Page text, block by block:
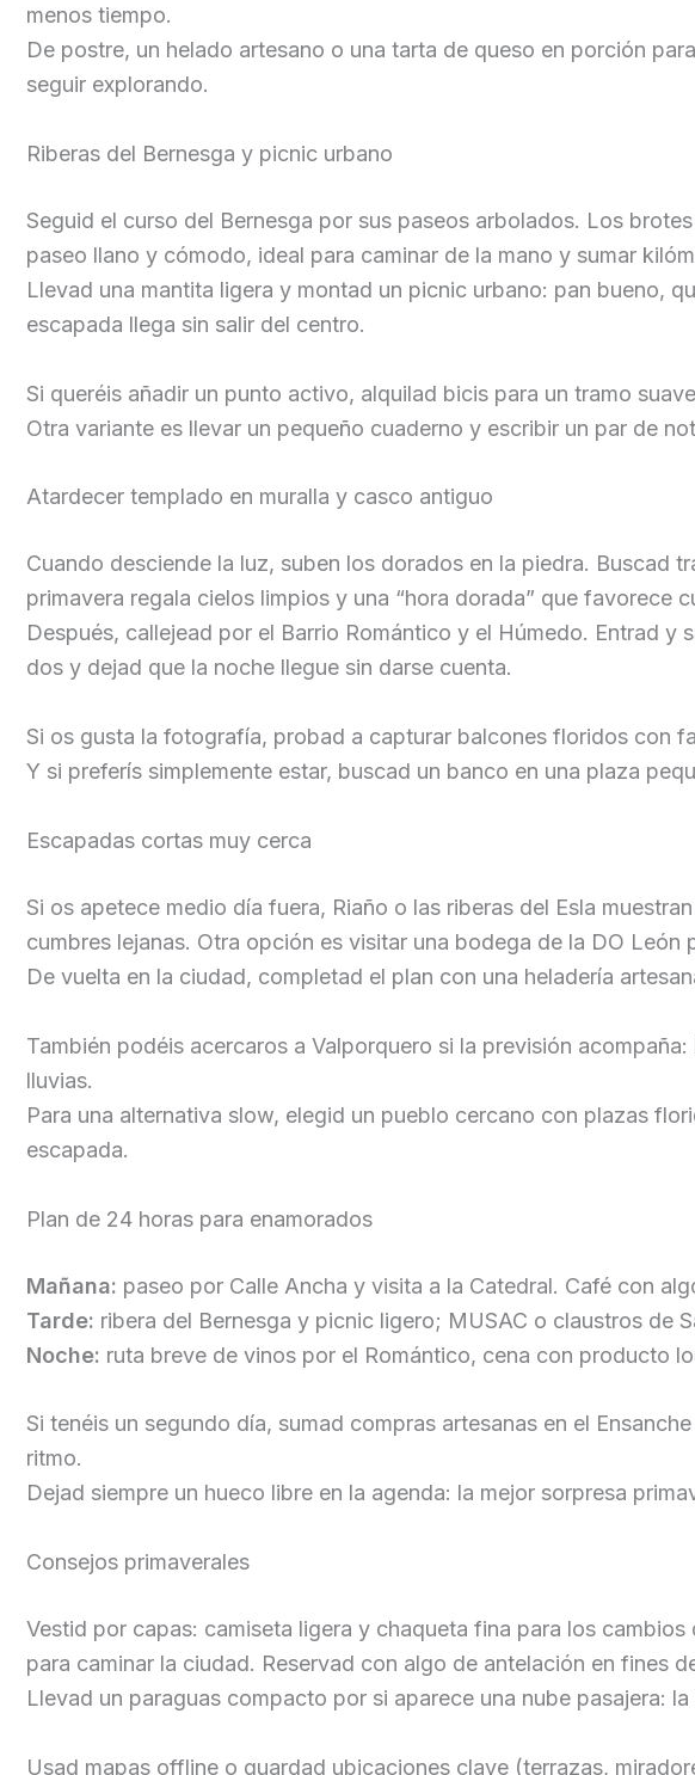
menos tiempo.
De postre, un helado artesano o una tarta de queso en porción
seguir explorando.
Riberas del Bernesga y picnic urbano
Seguid el curso del Bernesga por sus paseos arbolados. Los
paseo llano y cómodo, ideal para caminar de la mano y sumar
Llevad una mantita ligera y montad un picnic urbano: pan bueno,
escapada llega sin salir del centro.
Si queréis añadir un punto activo, alquilad bicis para un tramo
Otra variante es llevar un pequeño cuaderno y escribir un par de
Atardecer templado en muralla y casco antiguo
Cuando desciende la luz, suben los dorados en la piedra. Buscad
primavera regala cielos limpios y una “hora dorada” que favorece
Después, callejead por el Barrio Romántico y el Húmedo. Entrad
dos y dejad que la noche llegue sin darse cuenta.
Si os gusta la fotografía, probad a capturar balcones floridos con
Y si preferís simplemente estar, buscad un banco en una plaza
Escapadas cortas muy cerca
Si os apetece medio día fuera, Riaño o las riberas del Esla
cumbres lejanas. Otra opción es visitar una bodega de la DO
De vuelta en la ciudad, completad el plan con una heladería
También podéis acercaros a Valporquero si la previsión
lluvias.
Para una alternativa slow, elegid un pueblo cercano con plazas
escapada.
Plan de 24 horas para enamorados
Mañana: paseo por Calle Ancha y visita a la Catedral. Café con
Tarde: ribera del Bernesga y picnic ligero; MUSAC o claustros de
Noche: ruta breve de vinos por el Romántico, cena con producto
Si tenéis un segundo día, sumad compras artesanas en el
ritmo.
Dejad siempre un hueco libre en la agenda: la mejor sorpresa
Consejos primaverales
Vestid por capas: camiseta ligera y chaqueta fina para los
para caminar la ciudad. Reservad con algo de antelación en fines
Llevad un paraguas compacto por si aparece una nube pasajera:
Usad mapas offline o guardad ubicaciones clave (terrazas,